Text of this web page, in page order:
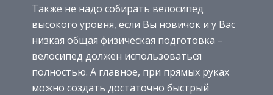
Также не надо собирать велосипед
высокого уровня, если Вы новичок и у Вас
низкая общая физическая подготовка –
велосипед должен использоваться
полностью. А главное, при прямых руках
можно создать достаточно быстрый